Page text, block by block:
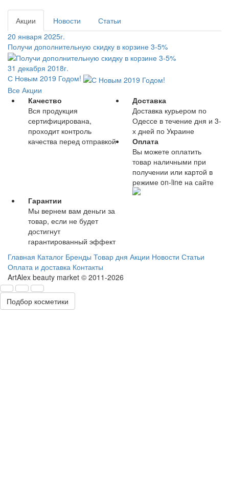
Акции Новости
Статьи
20 января 2025г.
Получи дополнительную скидку в корзине 3-5%
31 декабря 2018г.
С Новым 2019 Годом!
Все Акции
Качество
Вся продукция
сертифицирована,
проходит контроль
качества перед отправкой
Доставка
Доставка курьером по
Одессе в течение дня и 3-
х дней по Украине
Оплата
Вы можете оплатить
товар наличными при
получении или картой в
режиме on-line на сайте
Гарантии
Мы вернем вам деньги за
товар, если не будет
достигнут
гарантированный эффект
Главная Каталог Бренды Товар дня Акции Новости Статьи
Оплата и доставка Контакты
ArtAlex beauty market © 2011-2026
Подбор косметики